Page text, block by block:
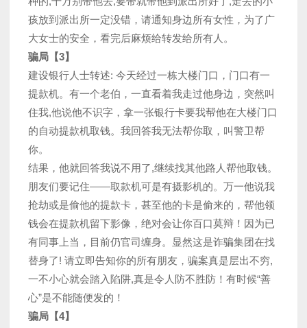
孩放到派出所一定没错，请通知身边所有女性，为了广
大女士的安全，看完后麻烦给转发给所有人。
骗局【3】
建设银行人士转述: 今天经过一栋大楼门口，门口有一
提款机。有一个老伯，一直看着我走过他身边，突然叫
住我,他说他不识字，拿一张银行卡要我帮他在大楼门口
的自动提款机取钱。我回答我无法帮你取，叫警卫帮
你。
结果，他就回答我说不用了,继续找其他路人帮他取钱。
朋友们要记住——取款机可是有摄影机的。万一他说我
抢劫或是偷他的提款卡，甚至他的卡是偷来的，帮他领
钱会在提款机留下影像，绝对会让你百口莫辩！因为已
有同事上当，目前仍官司缠身。显然这是诈骗集团在找
替身了! 请立即告知你的所有朋友，骗案真是层出不穷,
一不小心就会踏入陷阱,真是令人防不胜防！有时候“善
心”是不能随便发的！
骗局【4】